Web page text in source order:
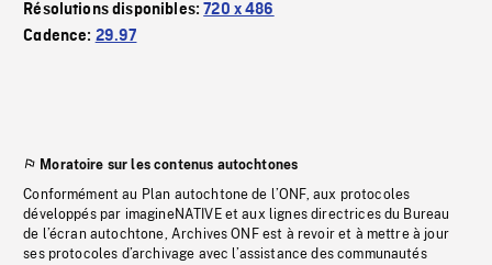
Résolutions disponibles:720 x 486
Cadence: 29.97
Moratoire sur les contenus autochtones
Conformément au Plan autochtone de l’ONF, aux protocoles
développés par imagineNATIVE et aux lignes directrices du Bureau
de l’écran autochtone, Archives ONF est à revoir et à mettre à jour
ses protocoles d’archivage avec l’assistance des communautés